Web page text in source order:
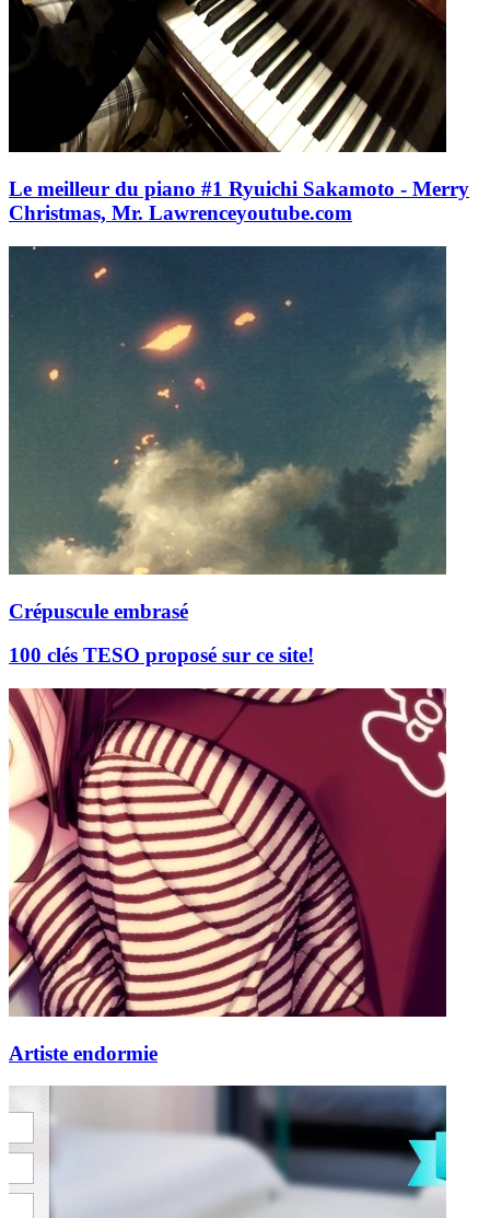
Le meilleur du piano #1 Ryuichi Sakamoto - Merry
Christmas, Mr. Lawrenceyoutube.com
Crépuscule embrasé
100 clés TESO proposé sur ce site!
Artiste endormie